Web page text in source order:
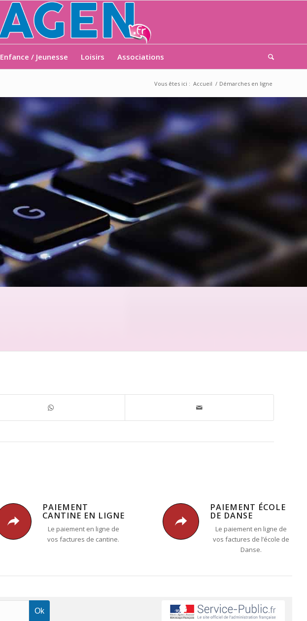
Enfance / Jeunesse Loisirs Associations
Vous êtes ici : Accueil / Démarches en ligne
PAIEMENT
CANTINE EN LIGNE
Le paiement en ligne de
vos factures de cantine.
PAIEMENT ÉCOLE
DE DANSE
Le paiement en ligne de
vos factures de l’école de
Danse.